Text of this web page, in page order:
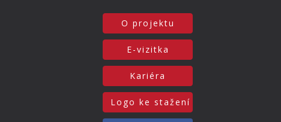
O projektu
E-vizitka
Kariéra
Logo ke stažení